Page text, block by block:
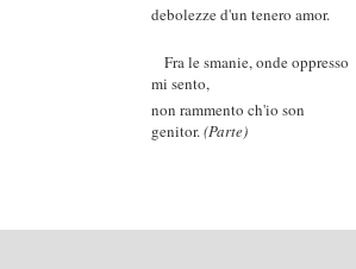
debolezze d'un tenero amor.
Fra le smanie, onde oppresso
mi sento,
non rammento ch'io son
genitor.(Parte)